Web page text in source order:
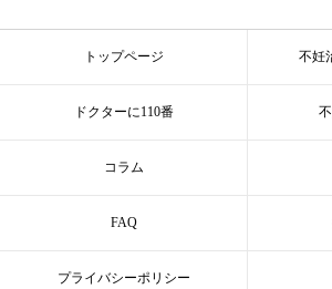
トップページ 不妊
ドクターに110番
コラム
FAQ
プライバシーポリシー